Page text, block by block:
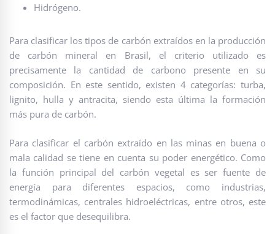
Hidrógeno.
Para clasificar los tipos de carbón extraídos en la producción
de carbón mineral en Brasil, el criterio utilizado es
precisamente la cantidad de carbono presente en su
composición. En este sentido, existen 4 categorías: turba,
lignito, hulla y antracita, siendo esta última la formación
más pura de carbón.
Para clasificar el carbón extraído en las minas en buena o
mala calidad se tiene en cuenta su poder energético. Como
la función principal del carbón vegetal es ser fuente de
energía para diferentes espacios, como industrias,
termodinámicas, centrales hidroeléctricas, entre otros, este
es el factor que desequilibra.